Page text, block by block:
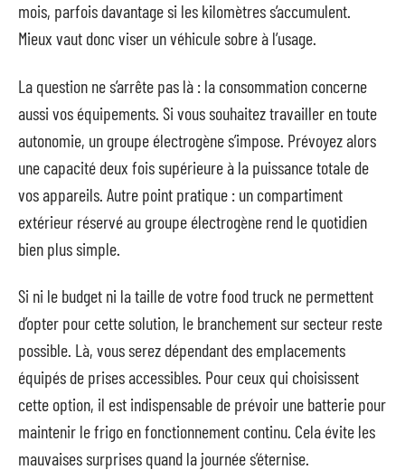
mois, parfois davantage si les kilomètres s’accumulent.
Mieux vaut donc viser un véhicule sobre à l’usage.
La question ne s’arrête pas là : la consommation concerne
aussi vos équipements. Si vous souhaitez travailler en toute
autonomie, un groupe électrogène s’impose. Prévoyez alors
une capacité deux fois supérieure à la puissance totale de
vos appareils. Autre point pratique : un compartiment
extérieur réservé au groupe électrogène rend le quotidien
bien plus simple.
Si ni le budget ni la taille de votre food truck ne permettent
d’opter pour cette solution, le branchement sur secteur reste
possible. Là, vous serez dépendant des emplacements
équipés de prises accessibles. Pour ceux qui choisissent
cette option, il est indispensable de prévoir une batterie pour
maintenir le frigo en fonctionnement continu. Cela évite les
mauvaises surprises quand la journée s’éternise.